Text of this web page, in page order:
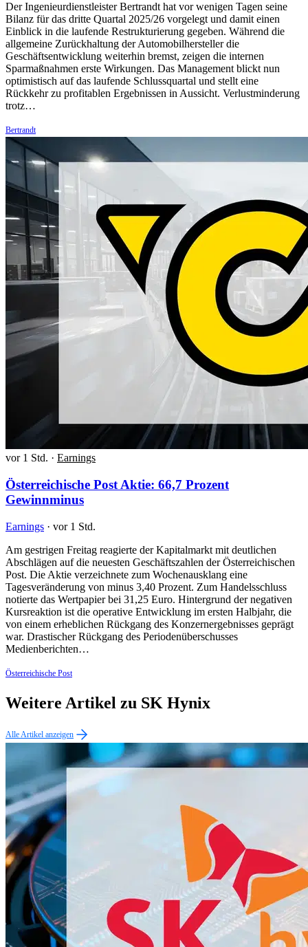
Der Ingenieurdienstleister Bertrandt hat vor wenigen Tagen seine
Bilanz für das dritte Quartal 2025/26 vorgelegt und damit einen
Einblick in die laufende Restrukturierung gegeben. Während die
allgemeine Zurückhaltung der Automobilhersteller die
Geschäftsentwicklung weiterhin bremst, zeigen die internen
Sparmaßnahmen erste Wirkungen. Das Management blickt nun
optimistisch auf das laufende Schlussquartal und stellt eine
Rückkehr zu profitablen Ergebnissen in Aussicht. Verlustminderung
trotz…
Bertrandt
vor 1 Std. · Earnings
Österreichische Post Aktie: 66,7 Prozent
Gewinnminus
Earnings · vor 1 Std.
Am gestrigen Freitag reagierte der Kapitalmarkt mit deutlichen
Abschlägen auf die neuesten Geschäftszahlen der Österreichischen
Post. Die Aktie verzeichnete zum Wochenausklang eine
Tagesveränderung von minus 3,40 Prozent. Zum Handelsschluss
notierte das Wertpapier bei 31,25 Euro. Hintergrund der negativen
Kursreaktion ist die operative Entwicklung im ersten Halbjahr, die
von einem erheblichen Rückgang des Konzernergebnisses geprägt
war. Drastischer Rückgang des Periodenüberschusses
Medienberichten…
Österreichische Post
Weitere Artikel zu SK Hynix
Alle Artikel anzeigen